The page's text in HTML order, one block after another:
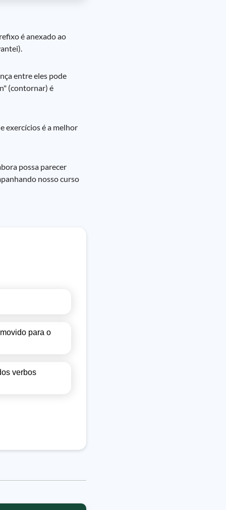
é anexado ao
entre eles pode
(contornar) é
exercícios é a melhor
possa parecer
nosso curso
para o
verbos